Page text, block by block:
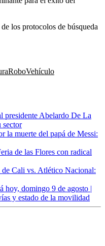
los protocolos de búsqueda
RoboVehículo
presidente Abelardo De La
sector
la muerte del papá de Messi:
de las Flores con radical
de Cali vs. Atlético Nacional:
domingo 9 de agosto |
y estado de la movilidad